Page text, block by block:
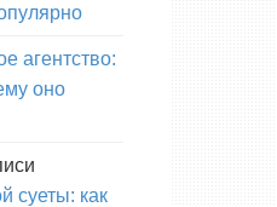
агентство:
оно
суеты: как